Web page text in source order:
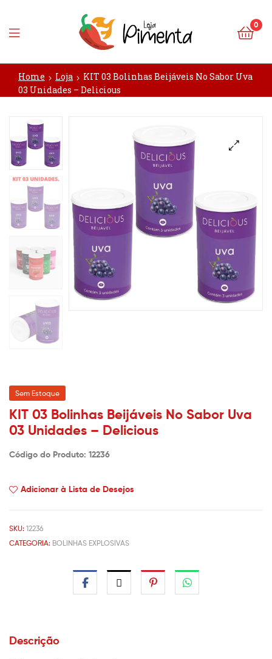
Loja
Pimenta
0
Home Loja
KIT 03 Bolinhas Beijáveis No Sabor Uva
03 Unidades – Delicious
Sem Estoque
KIT 03 Bolinhas Beijáveis No Sabor Uva
03 Unidades – Delicious
Código do Produto: 12236
Adicionar à Lista de Desejos
SKU: 12236
CATEGORIA: BOLINHAS EXPLOSIVAS
Descrição